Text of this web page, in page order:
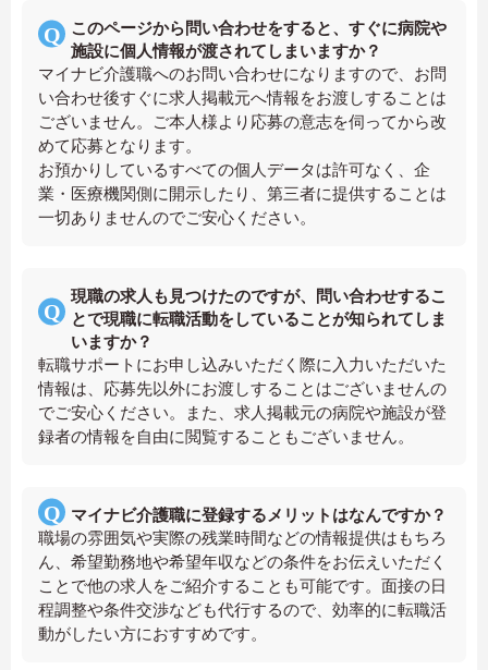
このページから問い合わせをすると、すぐに病院や
施設に個人情報が渡されてしまいますか？
マイナビ介護職へのお問い合わせになりますので、お問
い合わせ後すぐに求人掲載元へ情報をお渡しすることは
ございません。ご本人様より応募の意志を伺ってから改
めて応募となります。
お預かりしているすべての個人データは許可なく、企
業・医療機関側に開示したり、第三者に提供することは
一切ありませんのでご安心ください。
現職の求人も見つけたのですが、問い合わせするこ
とで現職に転職活動をしていることが知られてしま
いますか？
転職サポートにお申し込みいただく際に入力いただいた
情報は、応募先以外にお渡しすることはございませんの
でご安心ください。また、求人掲載元の病院や施設が登
録者の情報を自由に閲覧することもございません。
マイナビ介護職に登録するメリットはなんですか？
職場の雰囲気や実際の残業時間などの情報提供はもちろ
ん、希望勤務地や希望年収などの条件をお伝えいただく
ことで他の求人をご紹介することも可能です。面接の日
程調整や条件交渉なども代行するので、効率的に転職活
動がしたい方におすすめです。